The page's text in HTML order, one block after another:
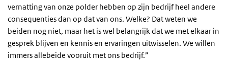
vernatting van onze polder hebben op zijn bedrijf heel andere
consequenties dan op dat van ons. Welke? Dat weten we
beiden nog niet, maar het is wel belangrijk dat we met elkaar in
gesprek blijven en kennis en ervaringen uitwisselen. We willen
immers allebeide vooruit met ons bedrijf.”